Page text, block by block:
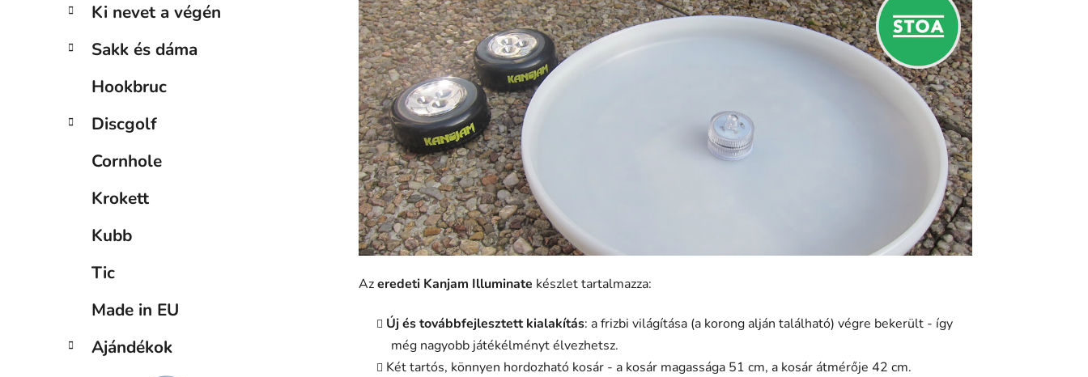
Ki nevet a végén
Sakk és dáma
Hookbruc
Discgolf
Cornhole
Krokett
Kubb
Tic
Made in EU
Ajándékok
Azeredeti Kanjam Illuminate készlet tartalmazza:
Új és továbbfejlesztett kialakítás: a frizbi világítása (a korong alján található) végre bekerült - így
még nagyobb játékélményt élvezhetsz.
Két tartós, könnyen hordozható kosár - a kosár magassága 51 cm, a kosár átmérője 42 cm.